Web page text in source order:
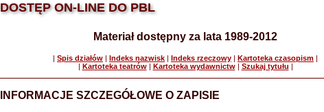
DOSTĘP ON-LINE DO PBL
Materiał dostępny za lata 1989-2012
| Spis działów | Indeks nazwisk | Indeks rzeczowy | Kartoteka czasopism |
| Kartoteka teatrów| Kartoteka wydawnictw| Szukaj tytułu |
INFORMACJE SZCZEGÓŁOWE O ZAPISIE